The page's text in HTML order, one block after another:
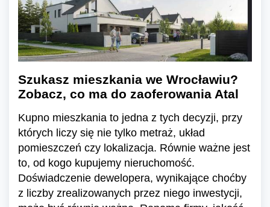
Szukasz mieszkania we Wrocławiu?
Zobacz, co ma do zaoferowania Atal
Kupno mieszkania to jedna z tych decyzji, przy
których liczy się nie tylko metraż, układ
pomieszczeń czy lokalizacja. Równie ważne jest
to, od kogo kupujemy nieruchomość.
Doświadczenie dewelopera, wynikające choćby
z liczby zrealizowanych przez niego inwestycji,